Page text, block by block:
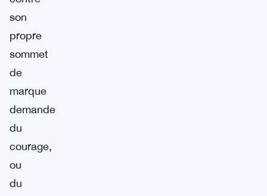
son
propre
sommet
de
marque
demande
du
courage,
ou
du